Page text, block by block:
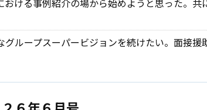
ループスーパービジョンを続けたい。面接